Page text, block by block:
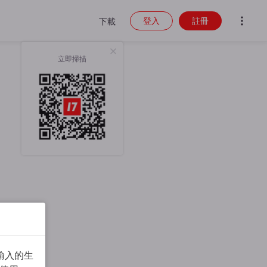
下載
立即掃描
登入 註冊
入的生